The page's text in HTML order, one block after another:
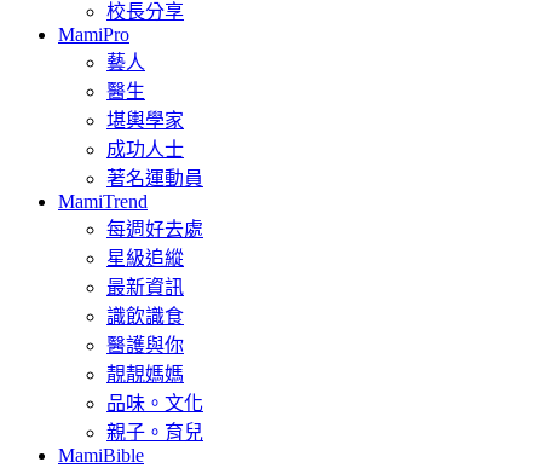
校長分享
MamiPro
藝人
醫生
堪輿學家
成功人士
著名運動員
MamiTrend
每週好去處
星級追縱
最新資訊
識飲識食
醫護與你
靚靚媽媽
品味。文化
親子。育兒
MamiBible